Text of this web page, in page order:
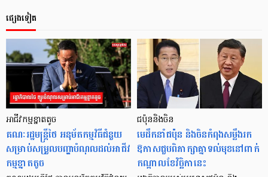
ផ្សេងទៀត
អាជីវកម្មខ្នាតតូច
គណៈរដ្ឋមន្ត្រីថៃ អនុម័តកម្មវិធីជំនួយ
សម្រាប់សម្រួលបញ្ហាបំណុលដល់អាជីវ
កម្មខ្នាតតូច
ជប៉ុននិងចិន
មេដឹកនាំជប៉ុន និងចិនកំពុងសម្លឹងរក
ឱកាសជួបពិភាក្សាគ្នាទល់មុខនៅពាក់
កណ្ដាលខែវិច្ឆិកានេះ